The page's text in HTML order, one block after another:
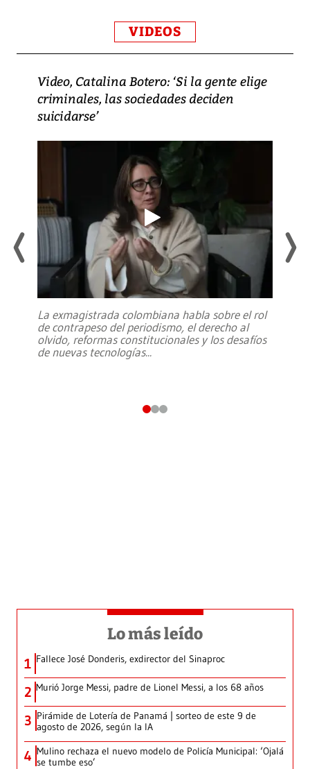
VIDEOS
Video, Catalina Botero: ‘Si la gente elige
criminales, las sociedades deciden
suicidarse’
La exmagistrada colombiana habla sobre el rol
de contrapeso del periodismo, el derecho al
olvido, reformas constitucionales y los desafíos
de nuevas tecnologías...
Lo más leído
1 Fallece José Donderis, exdirector del Sinaproc
2 Murió Jorge Messi, padre de Lionel Messi, a los 68 años
3 Pirámide de Lotería de Panamá | sorteo de este 9 de
agosto de 2026, según la IA
4 Mulino rechaza el nuevo modelo de Policía Municipal: ‘Ojalá
se tumbe eso’